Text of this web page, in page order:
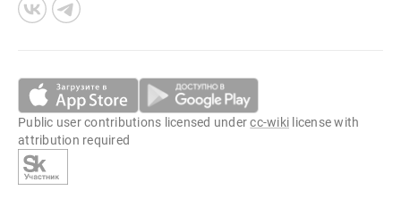
Public user contributions licensed undercc-wiki license with
attribution required